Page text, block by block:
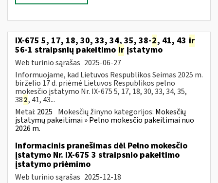
IX-675 5, 17, 18, 30, 33, 34, 35, 38-2, 41, 43 ir
56-1 straipsnių pakeitimo ir įstatymo
Web turinio sąrašas 2025-06-27
Informuojame, kad Lietuvos Respublikos Seimas 2025 m.
birželio 17 d. priėmė Lietuvos Respublikos pelno
mokesčio įstatymo Nr. IX-675 5, 17, 18, 30, 33, 34, 35,
382, 41, 43...
Metai: 2025 Mokesčių žinyno kategorijos: Mokesčių
įstatymų pakeitimai » Pelno mokesčio pakeitimai nuo
2026 m.
Informacinis pranešimas dėl Pelno mokesčio
įstatymo Nr. IX-675 3 straipsnio pakeitimo
įstatymo priėmimo
Web turinio sąrašas 2025-12-18